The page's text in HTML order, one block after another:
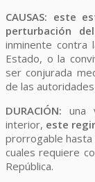
CAUSAS: este
perturbación
inminente contra
Estado, o la
ser conjurada
de las
DURACIÓN: una
interior, este
prorrogable
cuales requiere
República.